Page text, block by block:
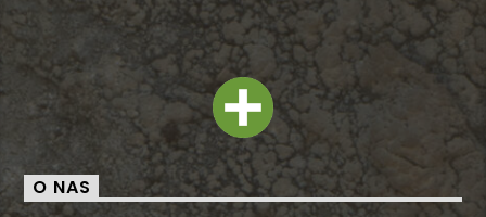
O NAS